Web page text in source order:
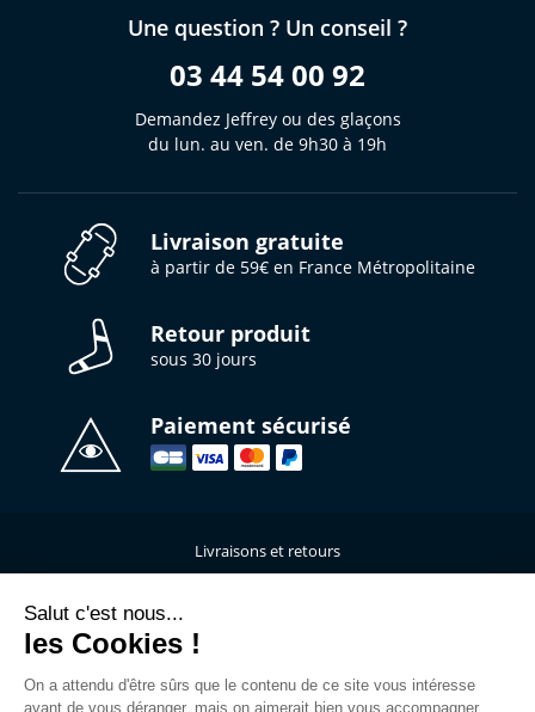
Une question ? Un conseil ?
03 44 54 00 92
Demandez Jeffrey ou des glaçons
du lun. au ven. de 9h30 à 19h
Livraison gratuite
à partir de 59€ en France Métropolitaine
Retour produit
sous 30 jours
Paiement sécurisé
Livraisons et retours
Qui sommes-nous ?
C.G.V
Salut c'est nous...
les Cookies !
On a attendu d'être sûrs que le contenu de ce site vous intéresse
avant de vous déranger, mais on aimerait bien vous accompagner